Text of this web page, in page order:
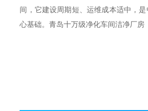
间，它建设周期短、运维成本适中，
心基础。青岛十万级净化车间洁净厂房